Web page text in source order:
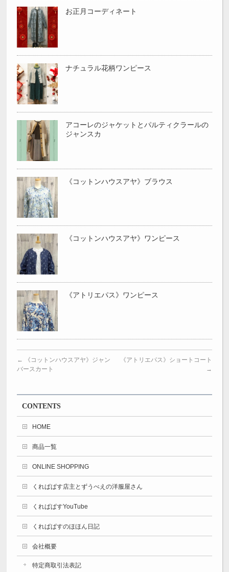
お正月コーディネート
ナチュラル花柄ワンピース
アコーレのジャケットとパルティクラールの
ジャンスカ
《コットンハウスアヤ》ブラウス
《コットンハウスアヤ》ワンピース
《アトリエパス》ワンピース
←
《コットンハウスアヤ》ジャン
バースカート
《アトリエパス》ショートコート
→
CONTENTS
HOME
商品一覧
ONLINE SHOPPING
くれぱぱす店主とずうべえの洋服屋さん
くれぱぱすYouTube
くれぱぱすのほほん日記
会社概要
特定商取引法表記